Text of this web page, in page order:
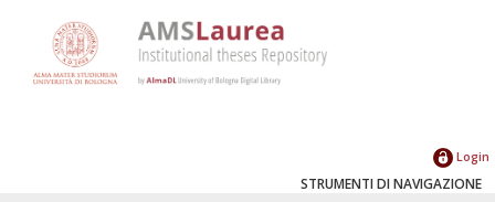
Login
STRUMENTI DI NAVIGAZIONE